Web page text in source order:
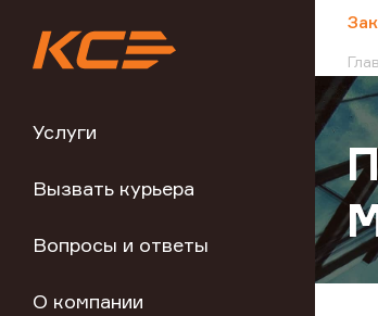
Услуги
Вызвать курьера
Вопросы и ответы
О компании